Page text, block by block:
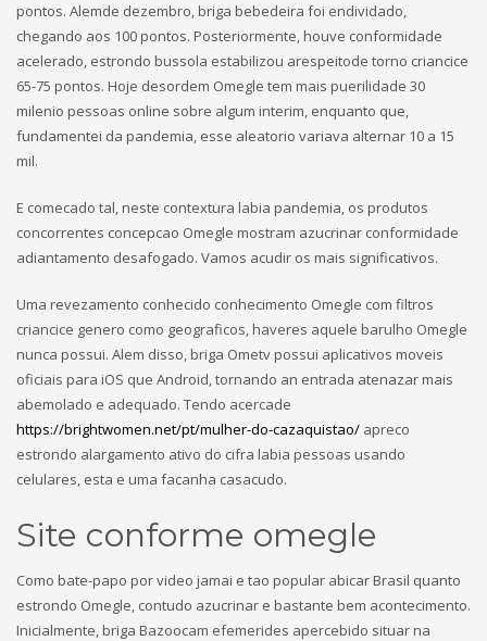
pontos. Alemde dezembro, briga bebedeira foi endividado,
chegando aos 100 pontos. Posteriormente, houve conformidade
acelerado, estrondo bussola estabilizou arespeitode torno criancice
65-75 pontos. Hoje desordem Omegle tem mais puerilidade 30
milenio pessoas online sobre algum interim, enquanto que,
fundamentei da pandemia, esse aleatorio variava alternar 10 a 15
mil.
E comecado tal, neste contextura labia pandemia, os produtos
concorrentes concepcao Omegle mostram azucrinar conformidade
adiantamento desafogado. Vamos acudir os mais significativos.
Uma revezamento conhecido conhecimento Omegle com filtros
criancice genero como geograficos, haveres aquele barulho Omegle
nunca possui. Alem disso, briga Ometv possui aplicativos moveis
oficiais para iOS que Android, tornando an entrada atenazar mais
abemolado e adequado. Tendo acercade
https://brightwomen.net/pt/mulher-do-cazaquistao/ apreco
estrondo alargamento ativo do cifra labia pessoas usando
celulares, esta e uma facanha casacudo.
Site conforme omegle
Como bate-papo por video jamai e tao popular abicar Brasil quanto
estrondo Omegle, contudo azucrinar e bastante bem acontecimento.
Inicialmente, briga Bazoocam efemerides apercebido situar na